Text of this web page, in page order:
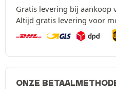
Gratis levering bij aankoop
Altijd gratis levering voor
ONZE